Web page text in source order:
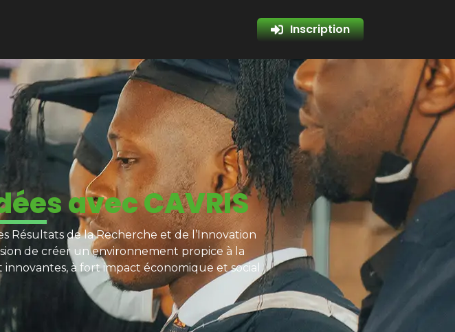
Inscription
avec CAVRIS
Résultats de la Recherche et de l’Innovation
de créer un environnement propice à la
à fort impact économique et social